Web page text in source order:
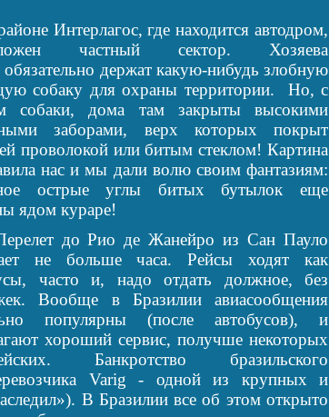
Интерлагос, где находится автодром,
частный сектор. Хозяева
держат какую-нибудь злобную
собаку для охраны территории. Но, с
собаки, дома там закрыты высокими
заборами, верх которых покрыт
проволокой или битым стеклом! Картина
нас и мы дали волю своим фантазиям:
острые углы битых бутылок еще
ядом кураре!
до Рио де Жанейро из Сан Пауло
не больше часа. Рейсы ходят как
часто и, надо отдать должное, без
Вообще в Бразилии авиасообщения
популярны (после автобусов), и
хороший сервис, получше некоторых
Банкротство бразильского
Varig - одной из крупных и
В Бразилии все об этом открыто